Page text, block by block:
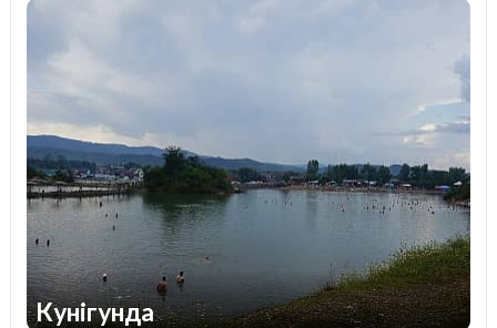
також яскраві фотосесії. Озера на західній Україні
можна познайомитися з неймовірними та дуже
красивими легендами, пов'язаними з виникненням
водойм. Ряд з них є ідеальним місцем, де вдасться
не лише викупатися, а й організувати риболовлю,
пляжний відпочинок, прогулянку човном,
катамараном, а також випробувати себе в
екстремальних видах спорту.
Кунігунда